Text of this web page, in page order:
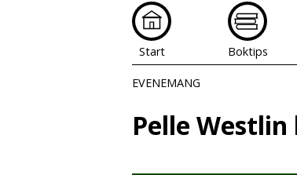
Start Boktips
EVENEMANG
Pelle Westlin